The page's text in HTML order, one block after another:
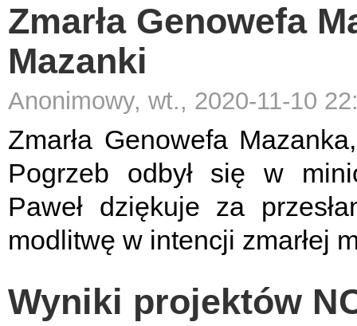
Zmarła Genowefa
Mazanki
Anonimowy, wt., 2020-11-10
Zmarła Genowefa
Pogrzeb odbył się w
Paweł dziękuje za
modlitwę w intencji zmarłej
Wyniki projektów